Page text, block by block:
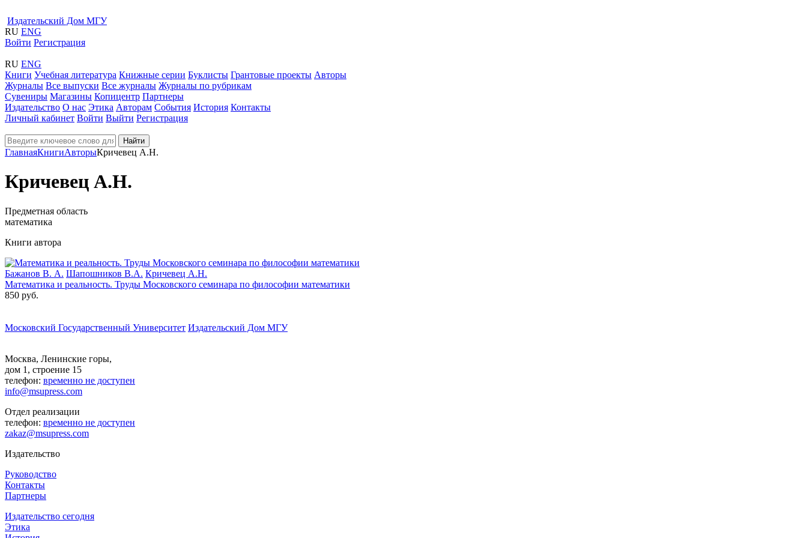
Издательский Дом МГУ
RU ENG
Войти Регистрация
RU ENG
Книги Учебная литература Книжные серии Буклисты Грантовые проекты Авторы
Журналы Все выпуски Все журналы Журналы по рубрикам
Сувениры Магазины Копицентр Партнеры
Издательство О нас Этика Авторам События История Контакты
Личный кабинет Войти Выйти Регистрация
Найти
ГлавнаяКнигиАвторыКричевец А.Н.
Кричевец А.Н.
Предметная область
математика
Книги автора
Бажанов В. А. Шапошников В.А. Кричевец А.Н.
Математика и реальность. Труды Московского семинара по философии математики
850 руб.
Московский Государственный Университет Издательский Дом МГУ
Москва, Ленинские горы,
дом 1, строение 15
телефон: временно не доступен
info@msupress.com
Отдел реализации
телефон: временно не доступен
zakaz@msupress.com
Издательство
Руководство
Контакты
Партнеры
Издательство сегодня
Этика